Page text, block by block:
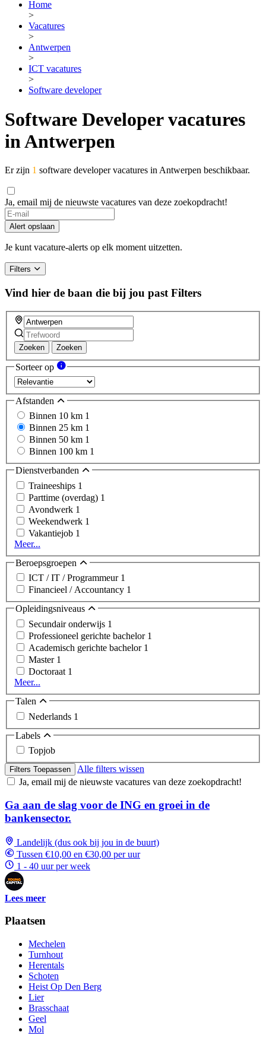
Home
>
Vacatures
>
Antwerpen
>
ICT vacatures
>
Software developer
Software Developer vacatures
in Antwerpen
Er zijn 1 software developer vacatures in Antwerpen beschikbaar.
Ja, email mij de nieuwste vacatures van deze zoekopdracht!
Alert opslaan
Je kunt vacature-alerts op elk moment uitzetten.
Filters
Vind hier de baan die bij jou past Filters
Zoeken Zoeken
Sorteer op
Afstanden
Binnen 10 km 1
Binnen 25 km 1
Binnen 50 km 1
Binnen 100 km 1
Dienstverbanden
Traineeships 1
Parttime (overdag) 1
Avondwerk 1
Weekendwerk 1
Vakantiejob 1
Meer...
Beroepsgroepen
ICT / IT / Programmeur 1
Financieel / Accountancy 1
Opleidingsniveaus
Secundair onderwijs 1
Professioneel gerichte bachelor 1
Academisch gerichte bachelor 1
Master 1
Doctoraat 1
Meer...
Talen
Nederlands 1
Labels
Topjob
Filters Toepassen
Alle filters wissen
Ja, email mij de nieuwste vacatures van deze zoekopdracht!
Ga aan de slag voor de ING en groei in de
bankensector.
Landelijk (dus ook bij jou in de buurt)
Tussen €10,00 en €30,00 per uur
1 - 40 uur per week
Lees meer
Plaatsen
Mechelen
Turnhout
Herentals
Schoten
Heist Op Den Berg
Lier
Brasschaat
Geel
Mol